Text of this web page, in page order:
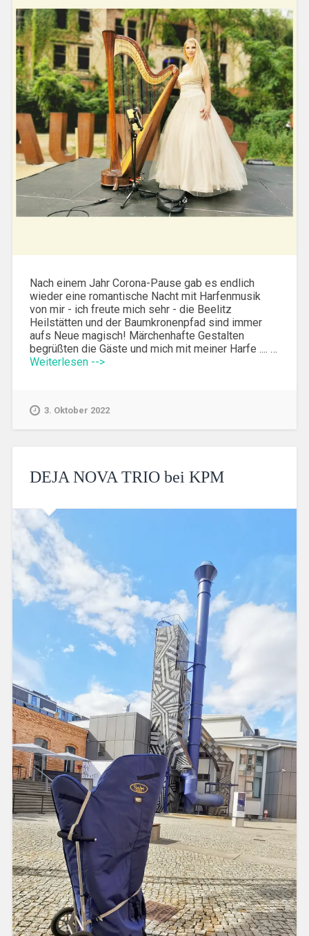
Nach einem Jahr Corona-Pause gab es endlich
wieder eine romantische Nacht mit Harfenmusik
von mir - ich freute mich sehr - die Beelitz
Heilstätten und der Baumkronenpfad sind immer
aufs Neue magisch! Märchenhafte Gestalten
begrüßten die Gäste und mich mit meiner Harfe .... …
Weiterlesen -->
3. Oktober 2022
DEJA NOVA TRIO bei KPM